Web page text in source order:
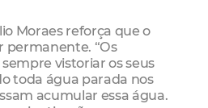
Moraes reforça que o
permanente. “Os
vistoriar os seus
toda água parada nos
acumular essa água.